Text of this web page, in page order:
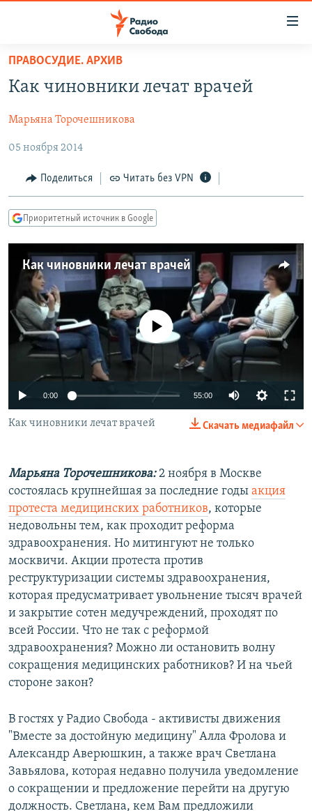
упрощенного
доступа
содержанию
Вернутся
главной
навигации
Вернутся
поиску
АВТОРСКИЕ ПРОЕКТЫ
ЦИТАТЫ СВОБОДЫ
МНЕНИЯ
КУЛЬТУРА
IDEL.РЕАЛИИ
КАВКАЗ.РЕАЛИИ
СЕВЕР.РЕАЛИИ
СИБИРЬ.РЕАЛИИ
РАСПИСАНИЕ ВЕЩАНИЯ
ПОДПИШИТЕСЬ НА РАССЫЛКУ
Все сайты РСЕ/РС
ПРАВОСУДИЕ. АРХИВ
Как чиновники лечат врачей
Марьяна Торочешникова
05 ноября 2014
Поделиться Читать без VPN
Приоритетный источник в Google
Как чиновники лечат врачей
No media source currently available
0:00 55:00
Скачать медиафайл
Как чиновники лечат врачей
Марьяна Торочешникова:2 ноября в Москве
состоялась крупнейшая за последние годы акция
протеста медицинских работников, которые
недовольны тем, как проходит реформа
здравоохранения. Но митингуют не только
москвичи. Акции протеста против
реструктуризации системы здравоохранения,
которая предусматривает увольнение тысяч врачей
и закрытие сотен медучреждений, проходят по
всей России. Что не так с реформой
здравоохранения? Можно ли остановить волну
сокращения медицинских работников? И на чьей
стороне закон?
В гостях у Радио Свобода - активисты движения
"Вместе за достойную медицину" Алла Фролова и
Александр Аверюшкин, а также врач Светлана
Завьялова, которая недавно получила уведомление
о сокращении и предложение перейти на другую
должность. Светлана, кем Вам предложили